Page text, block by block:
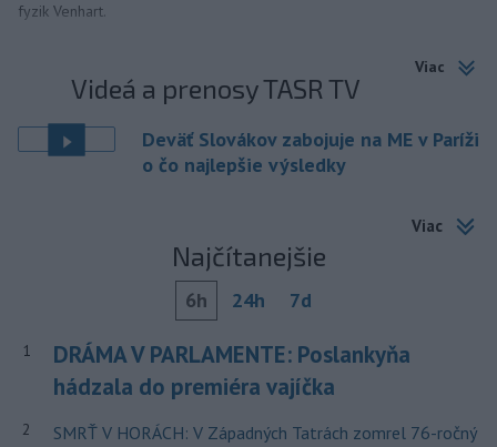
fyzik Venhart.
Viac
Videá a prenosy TASR TV
Deväť Slovákov zabojuje na ME v Paríži
o čo najlepšie výsledky
Viac
Najčítanejšie
6h 24h 7d
1
DRÁMA V PARLAMENTE: Poslankyňa
hádzala do premiéra vajíčka
2
SMRŤ V HORÁCH: V Západných Tatrách zomrel 76-ročný